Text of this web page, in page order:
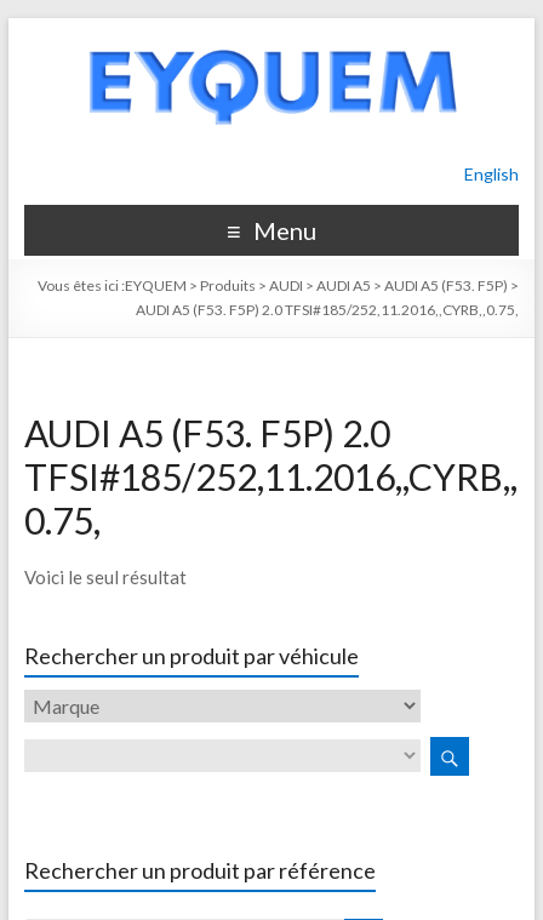
English
Menu
Vous êtes ici :EYQUEM > Produits >AUDI >AUDI A5 >AUDI A5 (F53. F5P) >
AUDI A5 (F53. F5P) 2.0 TFSI#185/252,11.2016,,CYRB,,0.75,
AUDI A5 (F53. F5P) 2.0
TFSI#185/252,11.2016,,CYRB,,
0.75,
Voici le seul résultat
Rechercher un produit par véhicule
Rechercher un produit par référence